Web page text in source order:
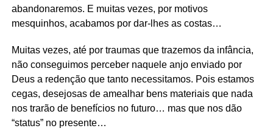
abandonaremos. E muitas vezes, por motivos
mesquinhos, acabamos por dar-lhes as costas…
Muitas vezes, até por traumas que trazemos da infância,
não conseguimos perceber naquele anjo enviado por
Deus a redenção que tanto necessitamos. Pois estamos
cegas, desejosas de amealhar bens materiais que nada
nos trarão de benefícios no futuro… mas que nos dão
“status” no presente…